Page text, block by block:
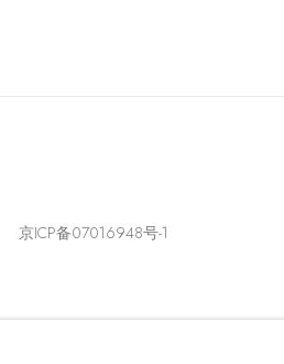
京ICP备07016948号-1